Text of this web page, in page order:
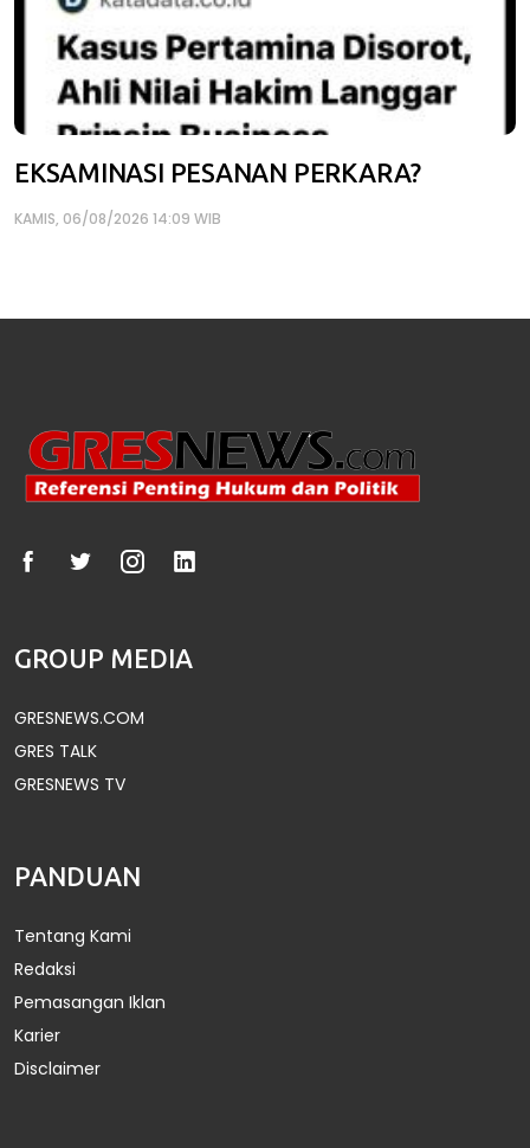
EKSAMINASI PESANAN PERKARA?
KAMIS, 06/08/2026 14:09 WIB
GROUP MEDIA
GRESNEWS.COM
GRES TALK
GRESNEWS TV
PANDUAN
Tentang Kami
Redaksi
Pemasangan Iklan
Karier
Disclaimer